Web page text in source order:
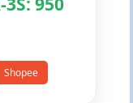
Shopee